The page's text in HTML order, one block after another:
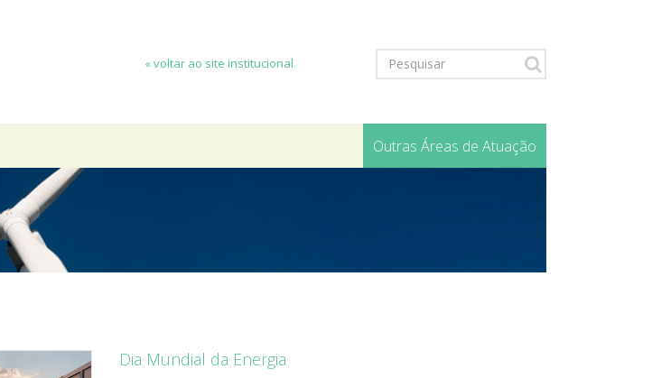
« voltar ao site institucional
Outras Áreas de Atuação
Dia Mundial da Energia